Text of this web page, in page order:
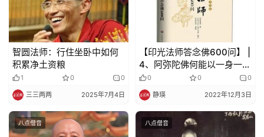
纪
录
佛
教
艺
术
智圆法师：行住坐卧中如何
积累净土资粮
1 0 0
三三两两 2025年7月4日
【印光法师答念佛600问】 |
4、阿弥陀佛何能以一身一时
普遍接引十方念佛众生？
0 0 0
静瑛 2022年12月3日
八点僧音 八点僧音